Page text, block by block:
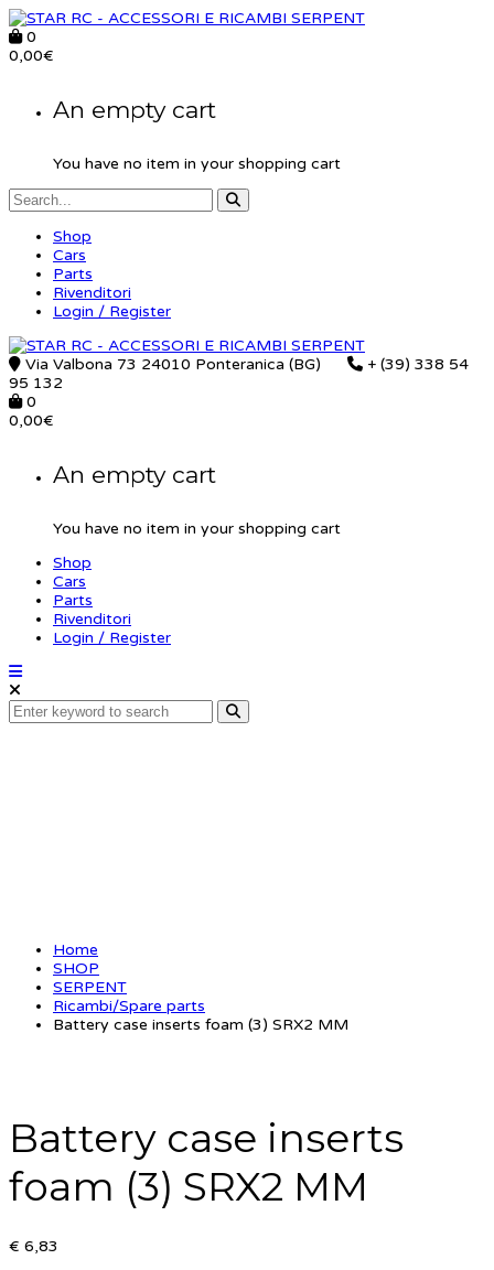
0
0,00€
An empty cart
You have no item in your shopping cart
Shop
Cars
Parts
Rivenditori
Login / Register
Via Valbona 73 24010 Ponteranica (BG)
+ (39) 338 54
95 132
0
0,00€
An empty cart
You have no item in your shopping cart
Shop
Cars
Parts
Rivenditori
Login / Register
Home
SHOP
SERPENT
Ricambi/Spare parts
Battery case inserts foam (3) SRX2 MM
Battery case inserts
foam (3) SRX2 MM
€ 6,83